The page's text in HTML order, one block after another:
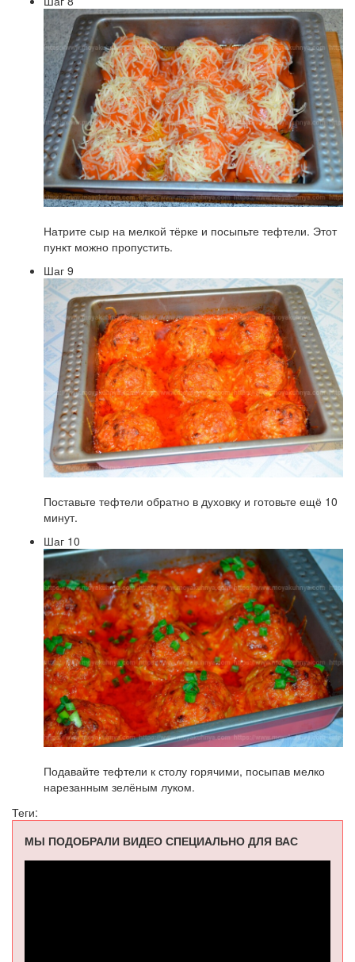
Натрите сыр на мелкой тёрке и посыпьте тефтели. Этот
пункт можно пропустить.
Шаг 9
Поставьте тефтели обратно в духовку и готовьте ещё 10
минут.
Шаг 10
Подавайте тефтели к столу горячими, посыпав мелко
нарезанным зелёным луком.
Теги:
МЫ ПОДОБРАЛИ ВИДЕО СПЕЦИАЛЬНО ДЛЯ ВАС